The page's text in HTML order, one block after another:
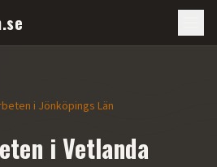
i Jönköpings Län
i Vetlanda